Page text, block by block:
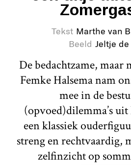
Tekst Marthe van
Beeld Jeltje de
De bedachtzame, maar
Femke Halsema nam
mee in de
(opvoed)dilemma’s
een klassiek
streng en rechtvaardig,
zelfinzicht op